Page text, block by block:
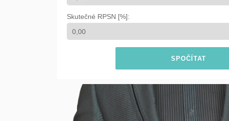
Skutečné RPSN [%]:
SPOČÍTAT